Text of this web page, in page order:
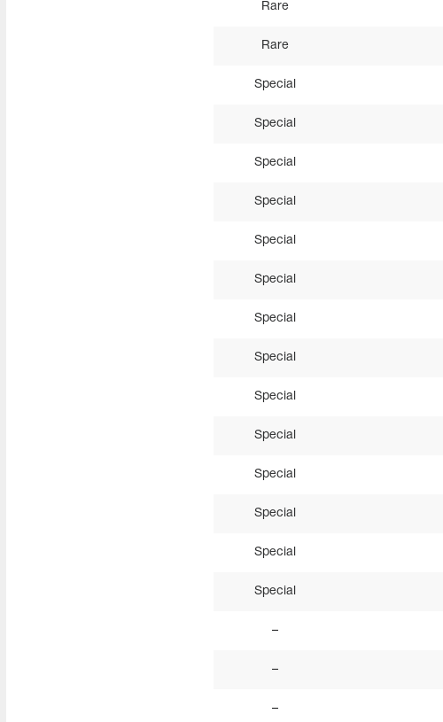
Rare
Rare
Special
Special
Special
Special
Special
Special
Special
Special
Special
Special
Special
Special
Special
Special
–
–
–